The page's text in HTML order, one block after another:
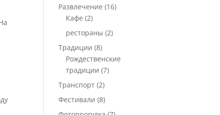
Развлечение (16)
Кафе (2)
рестораны (2)
Традиции (8)
Рождественские
традиции (7)
Транспорт (2)
Фестивали (8)